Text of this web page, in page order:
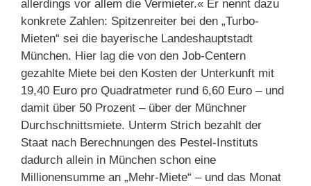
allerdings vor allem die Vermieter.« Er nennt dazu
konkrete Zahlen: Spitzenreiter bei den „Turbo-
Mieten“ sei die bayerische Landeshauptstadt
München. Hier lag die von den Job-Centern
gezahlte Miete bei den Kosten der Unterkunft mit
19,40 Euro pro Quadratmeter rund 6,60 Euro – und
damit über 50 Prozent – über der Münchner
Durchschnittsmiete. Unterm Strich bezahlt der
Staat nach Berechnungen des Pestel-Instituts
dadurch allein in München schon eine
Millionensumme an „Mehr-Miete“ – und das Monat